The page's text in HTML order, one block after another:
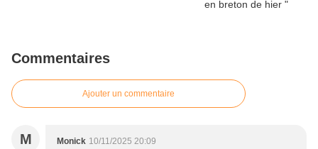
Commentaires
Ajouter un commentaire
M Monick 10/11/2025 20:09